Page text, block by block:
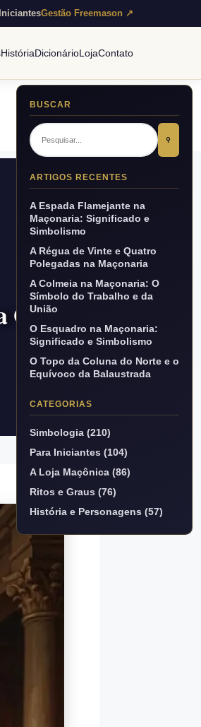
Gestão Freemason ↗
HistóriaDicionárioLojaContato
BUSCAR
⚲
ARTIGOS RECENTES
A Espada Flamejante na
Maçonaria: Significado e
Simbolismo
A Régua de Vinte e Quatro
Polegadas na Maçonaria
A Colmeia na Maçonaria: O
Símbolo do Trabalho e da
União
O Esquadro na Maçonaria:
Significado e Simbolismo
O Topo da Coluna do Norte e o
Equívoco da Balaustrada
CATEGORIAS
Simbologia (210)
Para Iniciantes (104)
A Loja Maçônica (86)
Ritos e Graus (76)
História e Personagens (57)